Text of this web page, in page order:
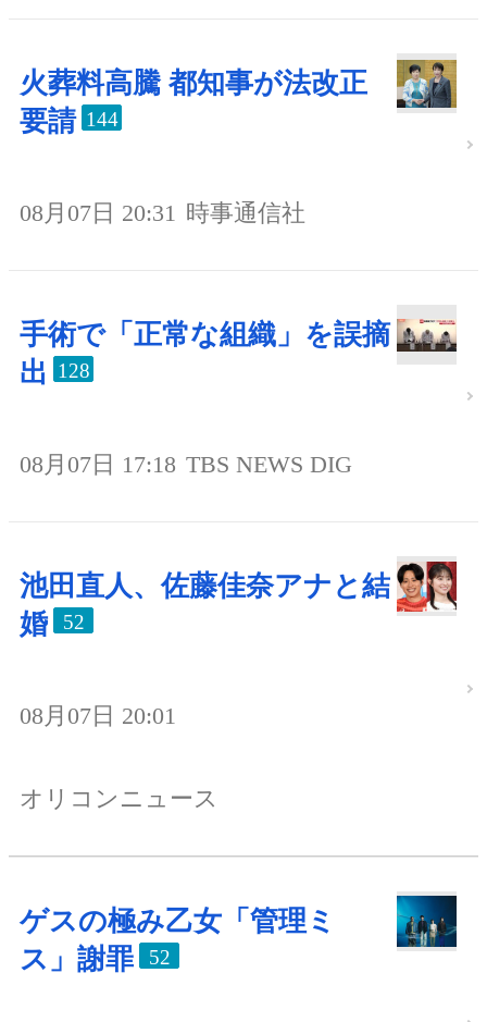
火葬料高騰 都知事が法改正
要請 144
08月07日 20:31 時事通信社
手術で「正常な組織」を誤摘
出
128
08月07日 17:18 TBS NEWS DIG
池田直人、佐藤佳奈アナと結
婚
52
08月07日 20:01
オリコンニュース
ゲスの極み乙女「管理ミ
ス」謝罪
52